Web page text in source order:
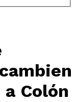
Colón